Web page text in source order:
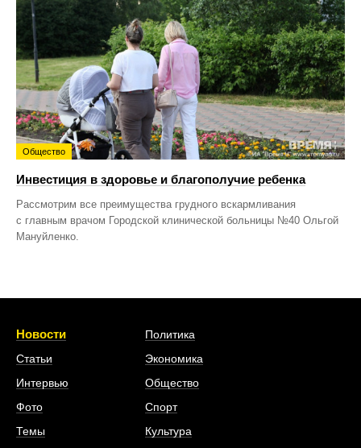
Общество
Инвестиция в здоровье и благополучие ребенка
Рассмотрим все преимущества грудного вскармливания
с главным врачом Городской клинической больницы №40 Ольгой
Мануйленко.
Новости
Статьи
Интервью
Фото
Темы
Политика
Экономика
Общество
Спорт
Культура